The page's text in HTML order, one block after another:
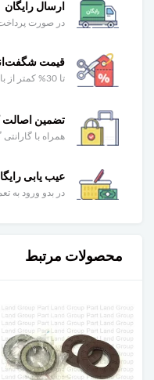
ارسال رایگان
در صورت
قیمت
تا 30% کمتر از بازار
تضمین اصالت
همراه با گارانتی
عیب یابی
در بدو ورود به
محصولات مرتبط